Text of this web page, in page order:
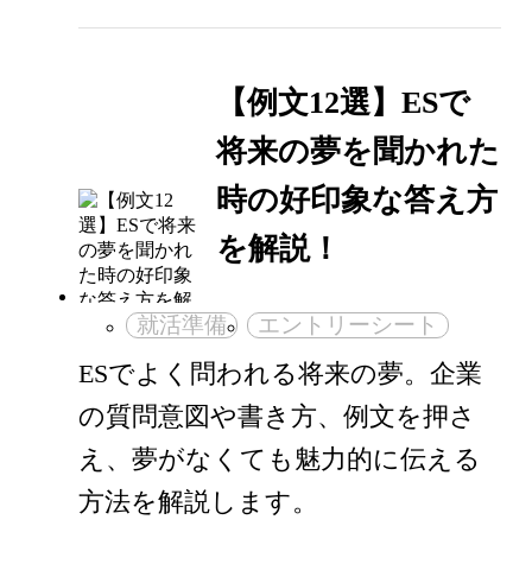
【例文12選】ESで
将来の夢を聞かれた
時の好印象な答え方
を解説！
就活準備 エントリーシート
ESでよく問われる将来の夢。企業
の質問意図や書き方、例文を押さ
え、夢がなくても魅力的に伝える
方法を解説します。